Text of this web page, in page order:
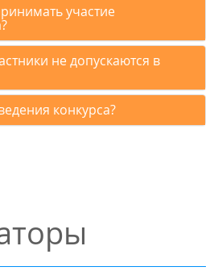
участие
не допускаются в
конкурса?